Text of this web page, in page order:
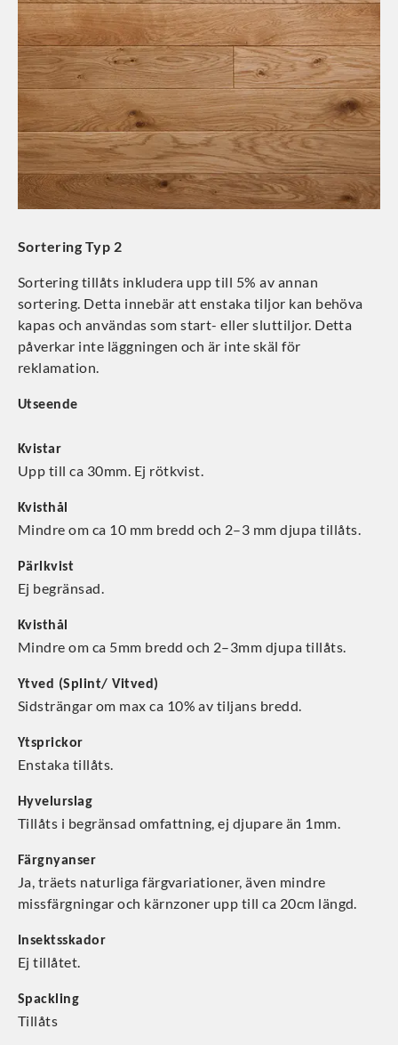
Sortering Typ 2
Sortering tillåts inkludera upp till 5% av annan
sortering. Detta innebär att enstaka tiljor kan behöva
kapas och användas som start- eller sluttiljor. Detta
påverkar inte läggningen och är inte skäl för
reklamation.
Utseende
Kvistar
Upp till ca 30mm. Ej rötkvist.
Kvisthål
Mindre om ca 10 mm bredd och 2–3 mm djupa tillåts.
Pärlkvist
Ej begränsad.
Kvisthål
Mindre om ca 5mm bredd och 2–3mm djupa tillåts.
Ytved (Splint/ Vitved)
Sidsträngar om max ca 10% av tiljans bredd.
Ytsprickor
Enstaka tillåts.
Hyvelurslag
Tillåts i begränsad omfattning, ej djupare än 1mm.
Färgnyanser
Ja, träets naturliga färgvariationer, även mindre
missfärgningar och kärnzoner upp till ca 20cm längd.
Insektsskador
Ej tillåtet.
Spackling
Tillåts